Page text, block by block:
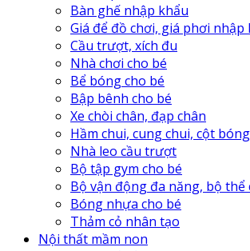
Bàn ghế nhập khẩu
Giá để đồ chơi, giá phơi nhập
Cầu trượt, xích đu
Nhà chơi cho bé
Bể bóng cho bé
Bập bênh cho bé
Xe chòi chân, đạp chân
Hầm chui, cung chui, cột
Nhà leo cầu trượt
Bộ tập gym cho bé
Bộ vận động đa năng, bộ thể
Bóng nhựa cho bé
Thảm cỏ nhân tạo
Nội thất mầm non